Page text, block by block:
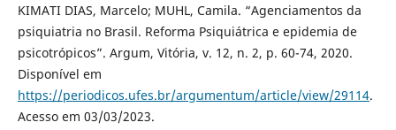
KIMATI DIAS, Marcelo; MUHL, Camila. “Agenciamentos da
psiquiatria no Brasil. Reforma Psiquiátrica e epidemia de
psicotrópicos”. Argum, Vitória, v. 12, n. 2, p. 60-74, 2020.
Disponível em
https://periodicos.ufes.br/argumentum/article/view/29114.
Acesso em 03/03/2023.